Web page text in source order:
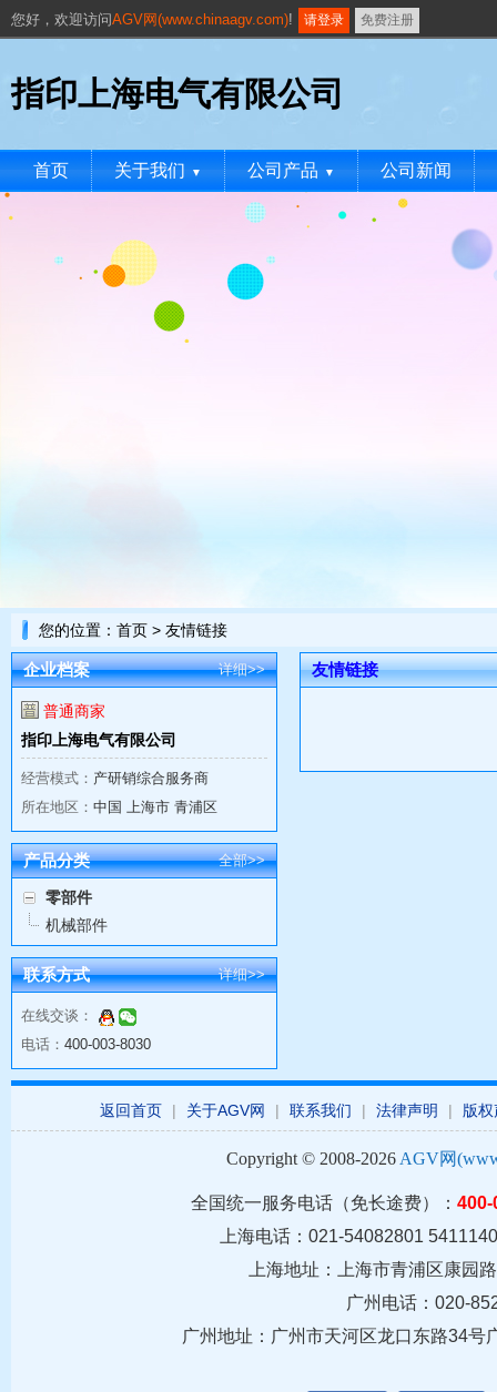
您好， 欢迎访问AGV网(www.chinaagv.com)! 请登录 免费注册
指印上海电气有限公司
首页 关于我们 ▼ 公司产品 ▼ 公司新闻
您的位置： 首页 > 友情链接
企业档案 详细>>
普通商家
指印上海电气有限公司
经营模式： 产研销综合服务商
所在地区： 中国 上海市 青浦区
产品分类 全部>>
零部件
机械部件
联系方式 详细>>
在线交谈：
电话： 400-003-8030
友情链接
返回首页 | 关于AGV网 | 联系我们 | 法律声明 | 版
Copyright © 2008-2026 AGV网
全国统一服务电话（免长途费）： 400-
上海电话：021-54082801
上海地址：上海市青浦区康
广州电话：020-
广州地址： 广州市天河区龙口东路34